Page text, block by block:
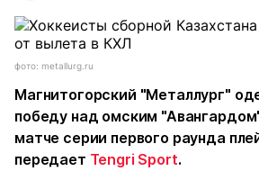
фото: metallurg.ru
Магнитогорский "Металлург"
победу над омским
матче серии первого раунда
передает Tengri Sport.